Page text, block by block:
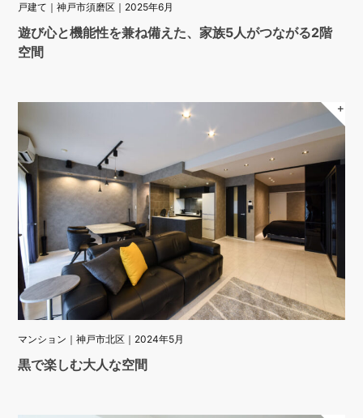
戸建て｜神戸市須磨区｜2025年6月
遊び心と機能性を兼ね備えた、家族5人がつながる2階
空間
＋
マンション｜神戸市北区｜2024年5月
黒で楽しむ大人な空間